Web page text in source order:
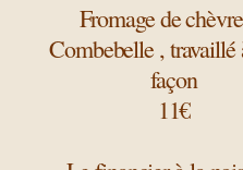
Fromage de
Combebelle , travaillé
façon
11€